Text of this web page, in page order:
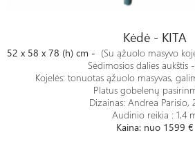
Kėdė - KITA
52 x 58 x 78 (h) cm - (Su ąžuolo masyvo
Sėdimosios dalies aukštis
Kojelės: tonuotas ąžuolo masyvas,
Platus gobelenų
Dizainas: Andrea Parisio,
Audinio reikia : 1,4
Kaina: nuo 1599 €